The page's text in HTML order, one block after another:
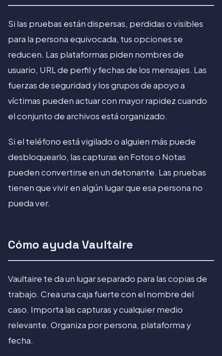
Si las pruebas están dispersas, perdidas o visibles
para la persona equivocada, tus opciones se
reducen. Las plataformas piden nombres de
usuario, URL de perfil y fechas de los mensajes. Las
fuerzas de seguridad y los grupos de apoyo a
víctimas pueden actuar con mayor rapidez cuando
el conjunto de archivos está organizado.
Si el teléfono está vigilado o alguien más puede
desbloquearlo, las capturas en Fotos o Notas
pueden convertirse en un detonante. Las pruebas
tienen que vivir en algún lugar que esa persona no
pueda ver.
Cómo ayuda Vaultaire
Vaultaire te da un lugar separado para las copias de
trabajo. Crea una caja fuerte con el nombre del
caso. Importa las capturas y cualquier medio
relevante. Organiza por persona, plataforma y
fecha.